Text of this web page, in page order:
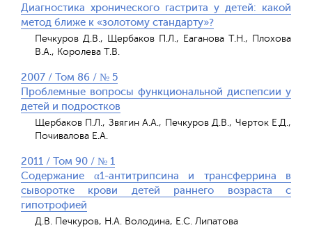
Диагностика хронического гастрита у детей: какой
метод ближе к «золотому стандарту»?
Печкуров Д.В., Щербаков П.Л., Еаганова Т.Н., Плохова
В.А., Королева Т.В.
2007 / Том 86 / № 5
Проблемные вопросы функциональной диспепсии у
детей и подростков
Щербаков П.Л., Звягин А.А., Печкуров Д.В., Черток Е.Д.,
Почивалова Е.А.
2011 / Том 90 / № 1
Содержание α1-антитрипсина и трансферрина в
сыворотке крови детей раннего возраста с
гипотрофией
Д.В. Печкуров, Н.А. Володина, Е.С. Липатова